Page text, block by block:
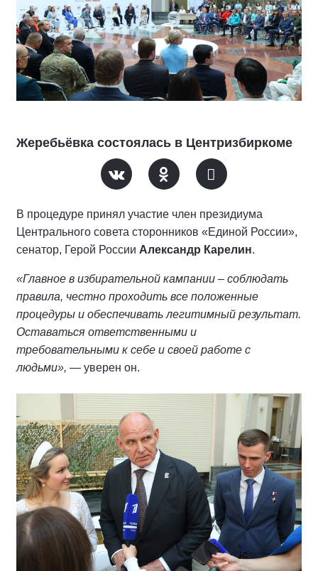
Жеребьёвка состоялась в Центризбиркоме
В процедуре принял участие член президиума
Центрального совета сторонников «Единой России»,
сенатор, Герой России Александр Карелин.
«Главное в избирательной кампании – соблюдать
правила, честно проходить все положенные
процедуры и обеспечивать легитимный результат.
Оставаться ответственными и
требовательными к себе и своей работе с
людьми», — уверен он.